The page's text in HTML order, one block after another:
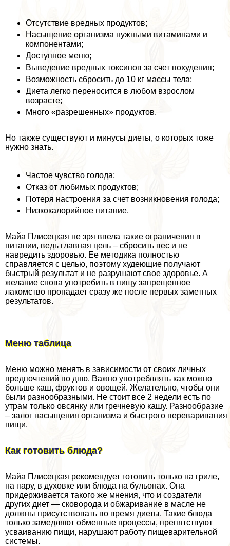
Отсутствие вредных продуктов;
Насыщение организма нужными витаминами и
компонентами;
Доступное меню;
Выведение вредных токсинов за счет похудения;
Возможность сбросить до 10 кг массы тела;
Диета легко переносится в любом взрослом
возрасте;
Много «разрешенных» продуктов.
Но также существуют и минусы диеты, о которых тоже
нужно знать.
Частое чувство голода;
Отказ от любимых продуктов;
Потеря настроения за счет возникновения голода;
Низкокалорийное питание.
Майа Плисецкая не зря ввела такие ограничения в
питании, ведь главная цель – сбросить вес и не
навредить здоровью. Ее методика полностью
справляется с целью, поэтому худеющие получают
быстрый результат и не разрушают свое здоровье. А
желание снова употребить в пищу запрещенное
лакомство пропадает сразу же после первых заметных
результатов.
Меню таблица
Меню можно менять в зависимости от своих личных
предпочтений по дню. Важно употрeбллять как можно
больше каш, фруктов и овощей. Желательно, чтобы они
были разнообразными. Не стоит все 2 недели есть по
утрам только овсянку или гречневую кашу. Разнообразие
– залог насыщения организма и быстрого переваривания
пищи.
Как готовить блюда?
Майа Плисецкая рекомендует готовить только на гриле,
на пару, в духовке или блюда на бульонах. Она
придерживается такого же мнения, что и создатели
других диет — сковорода и обжаривание в масле не
должны присутствовать во время диеты. Такие блюда
только замедляют обменные процессы, препятствуют
усваиванию пищи, нарушают работу пищеварительной
системы.